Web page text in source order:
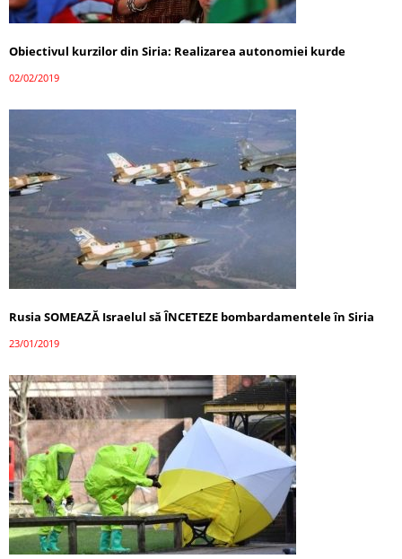
Obiectivul kurzilor din Siria: Realizarea autonomiei kurde
02/02/2019
Rusia SOMEAZĂ Israelul să ÎNCETEZE bombardamentele în Siria
23/01/2019